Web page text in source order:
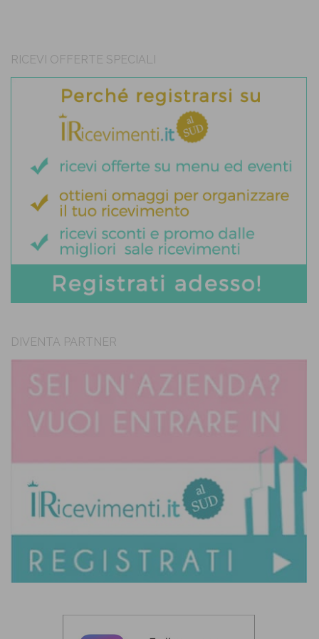
RICEVI OFFERTE SPECIALI
DIVENTA PARTNER